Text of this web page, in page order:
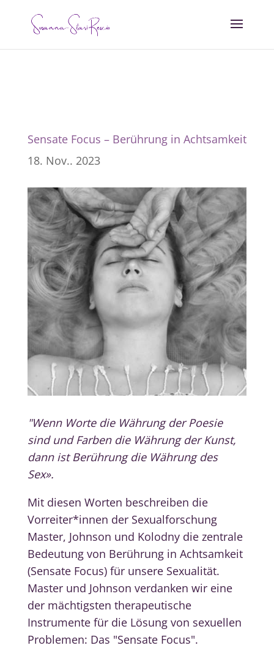
Sensate Focus – Berührung in Achtsamkeit
18. Nov.. 2023
"Wenn Worte die Währung der Poesie
sind und Farben die Währung der Kunst,
dann ist Berührung die Währung des
Sex».
Mit diesen Worten beschreiben die
Vorreiter*innen der Sexualforschung
Master, Johnson und Kolodny die zentrale
Bedeutung von Berührung in Achtsamkeit
(Sensate Focus) für unsere Sexualität.
Master und Johnson verdanken wir eine
der mächtigsten therapeutische
Instrumente für die Lösung von sexuellen
Problemen: Das "Sensate Focus".